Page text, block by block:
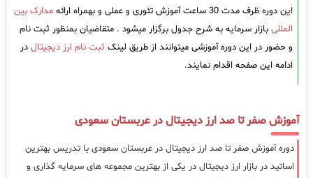
این دوره ظرف مدت 30 ساعت آموزش تئوری و عملی و بهمراه ارائه
مدارک بین
المللی بازار سرمایه به شرح جدول برگزار میشود . متقاضیان بمنظور ثبت نام
و حضور در این دوره آموزشی میتوانند از طریق لینک ثبت نام ارز دیجیتال در
ادامه این صفحه اقدام نمایند.
آموزش صفر تا صد ارز دیجیتال در عربستان سعودی
دوره آموزش صفر تا صد ارز دیجیتال در عربستان سعودی با تدریس بهترین
اساتید در بازار ارز دیجیتال در یکی از بهترین مجموعه های سرمایه گذاری و